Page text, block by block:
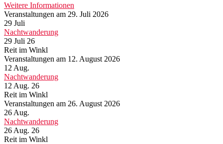
Weitere Informationen
Veranstaltungen am 29. Juli 2026
29 Juli
Nachtwanderung
29 Juli 26
Reit im Winkl
Veranstaltungen am 12. August 2026
12 Aug.
Nachtwanderung
12 Aug. 26
Reit im Winkl
Veranstaltungen am 26. August 2026
26 Aug.
Nachtwanderung
26 Aug. 26
Reit im Winkl